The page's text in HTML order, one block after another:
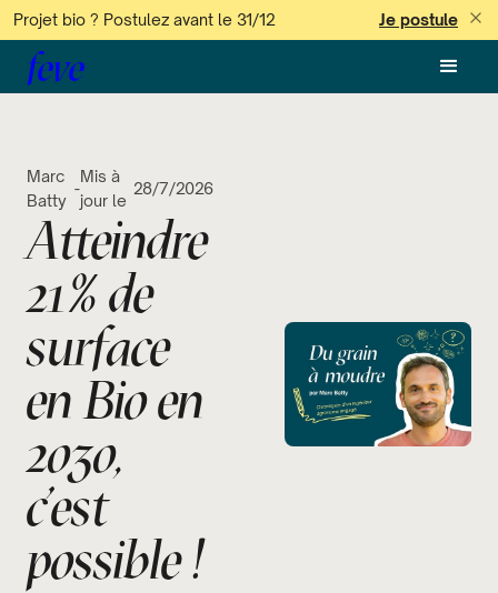
Projet bio ? Postulez avant le 31/12 Je postule
feve
Marc
Batty
-
Mis à
jour le
28/7/2026
Atteindre
21% de
surface
en Bio en
2030,
c'est
possible !